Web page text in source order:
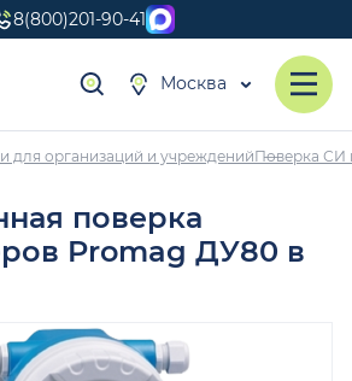
8(800)201-90-41
Москва
для организаций и учрежденийПоверка СИ
поверка
Promag ДУ80 в